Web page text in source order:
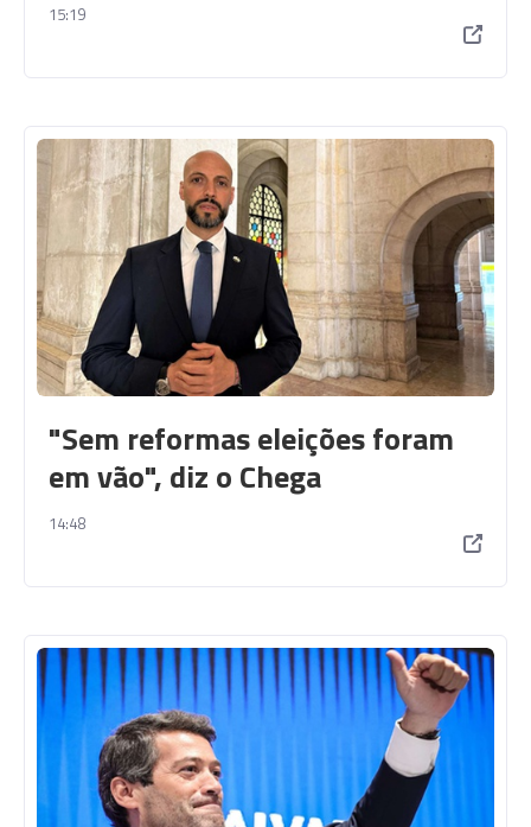
15:19
"Sem reformas eleições foram
em vão", diz o Chega
14:48